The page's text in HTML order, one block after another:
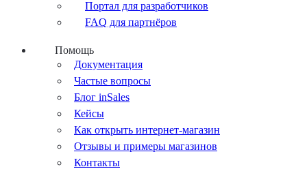
Портал для разработчиков
FAQ для партнёров
Помощь
Документация
Частые вопросы
Блог inSales
Кейсы
Как открыть интернет-магазин
Отзывы и примеры магазинов
Контакты